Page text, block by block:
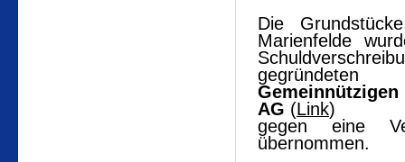
Die
Marienfelde
gegründeten
AG (Link)
gegen eine
übernommen.